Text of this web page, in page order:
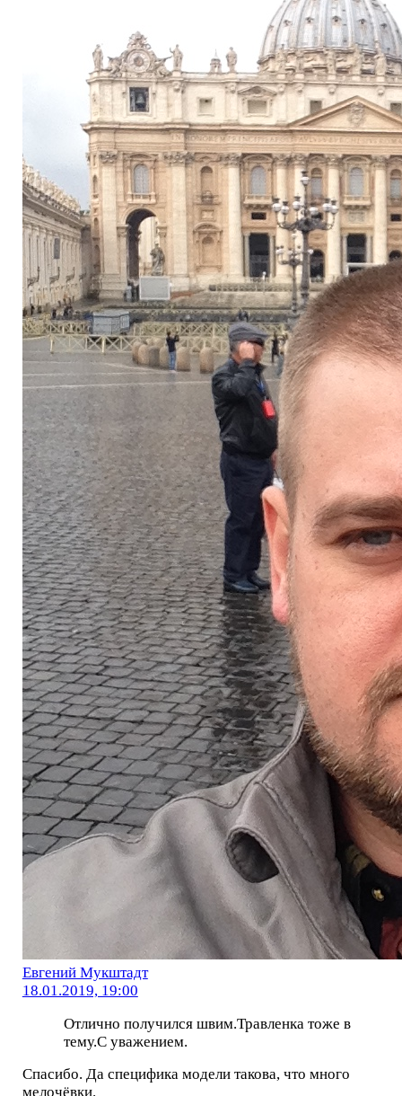
Евгений Мукштадт
18.01.2019, 19:00
Отлично получился швим.Травленка тоже в
тему.С уважением.
Спасибо. Да специфика модели такова, что много
мелочёвки.